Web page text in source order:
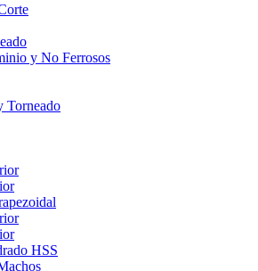
y No Ferrosos
Torneado
HSS